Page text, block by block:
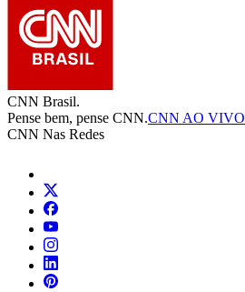
CNN Brasil.
Pense bem, pense CNN.CNN AO VIVO
CNN Nas Redes